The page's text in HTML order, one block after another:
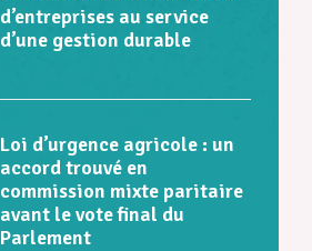
d’entreprises au service
d’une gestion durable
Loi d’urgence agricole : un
accord trouvé en
commission mixte paritaire
avant le vote final du
Parlement